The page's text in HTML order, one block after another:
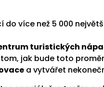
do více než 5 000
turistických
jak bude toto
a vytvářet